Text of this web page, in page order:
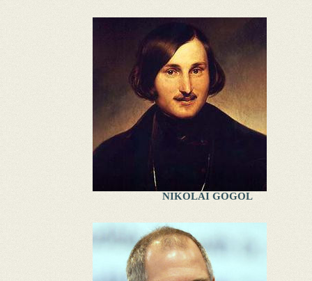
NIKOLAI GOGOL